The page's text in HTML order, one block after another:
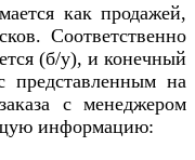
как продажей,
Соответственно
(б/у), и конечный
представленным на
с менеджером
информацию: